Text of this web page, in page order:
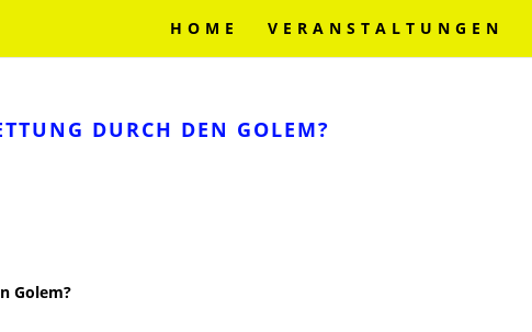
HOME VERANSTALTUNGEN
DURCH DEN GOLEM?
Golem?